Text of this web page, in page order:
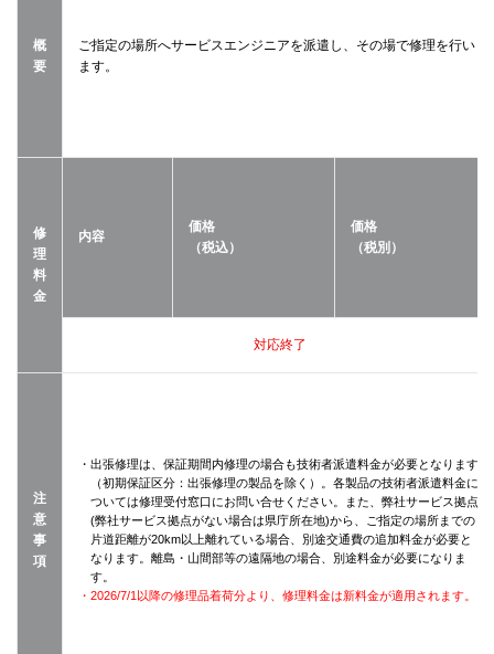
概
要
ご指定の場所へサービスエンジニアを派遣し、その場で修理を行い
ます。
修
理
料
金
内容
価格
（税込）
価格
（税別）
対応終了
注
意
事
項
・出張修理は、保証期間内修理の場合も技術者派遣料金が必要となります
（初期保証区分：出張修理の製品を除く）。各製品の技術者派遣料金に
ついては修理受付窓口にお問い合せください。また、弊社サービス拠点
(弊社サービス拠点がない場合は県庁所在地)から、ご指定の場所までの
片道距離が20km以上離れている場合、別途交通費の追加料金が必要と
なります。離島・山間部等の遠隔地の場合、別途料金が必要になりま
す。
・2026/7/1以降の修理品着荷分より、修理料金は新料金が適用されます。